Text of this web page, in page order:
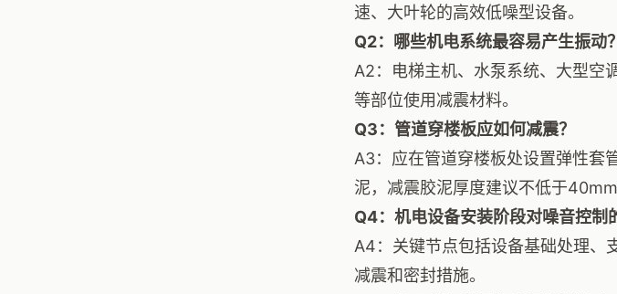
速、大叶轮的高效低噪型设备。
Q2：哪些机电系统最容易产生振动？
A2：电梯主机、水泵系统、大型空
等部位使用减震材料。
Q3：管道穿楼板应如何减震？
A3：应在管道穿楼板处设置弹性套
泥，减震胶泥厚度建议不低于40mm
Q4：机电设备安装阶段对噪音控制
A4：关键节点包括设备基础处理、
减震和密封措施。